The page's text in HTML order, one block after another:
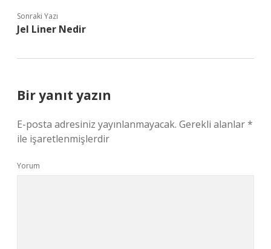
Sonraki Yazı
Jel Liner Nedir
Bir yanıt yazın
E-posta adresiniz yayınlanmayacak. Gerekli alanlar*
ile işaretlenmişlerdir
Yorum